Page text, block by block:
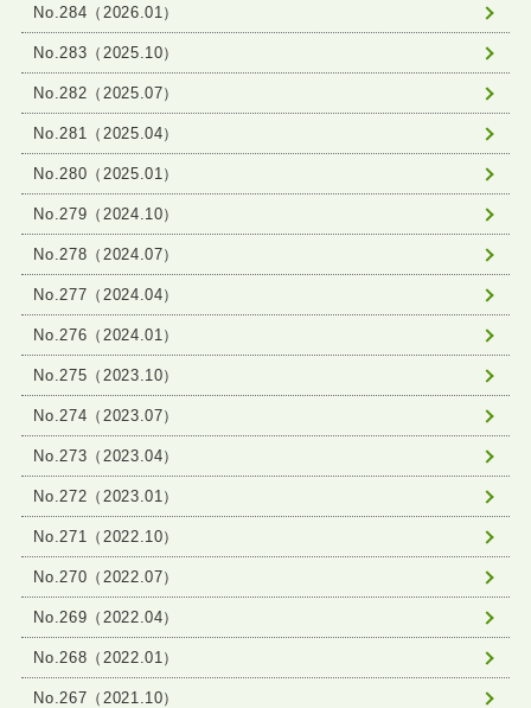
No.284（2026.01）
No.283（2025.10）
No.282（2025.07）
No.281（2025.04）
No.280（2025.01）
No.279（2024.10）
No.278（2024.07）
No.277（2024.04）
No.276（2024.01）
No.275（2023.10）
No.274（2023.07）
No.273（2023.04）
No.272（2023.01）
No.271（2022.10）
No.270（2022.07）
No.269（2022.04）
No.268（2022.01）
No.267（2021.10）